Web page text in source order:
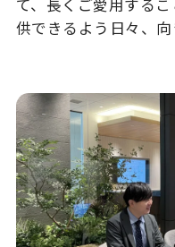
て、長くご愛用する
供できるよう日々、向